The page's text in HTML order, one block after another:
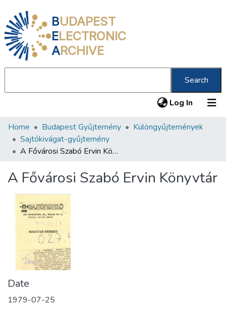
BUDAPEST
ELECTRONIC
ARCHIVE
Search
Log In (current)
Communities & Collections
All of DSpace
Home Budapest Gyűjtemény
Különgyűjtemények
Sajtókivágat-gyűjtemény
A Fővárosi Szabó Ervin Könyvtár
A Fővárosi Szabó Ervin Könyvtár
Date
1979-07-25